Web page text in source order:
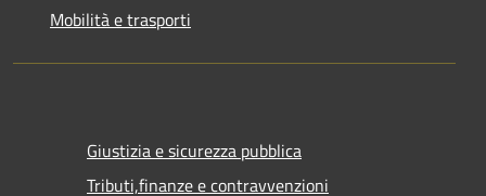
Mobilità e trasporti
Giustizia e sicurezza pubblica
Tributi,finanze e contravvenzioni